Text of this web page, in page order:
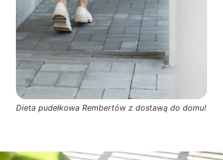
Dieta pudełkowa Rembertów z dostawą do domu!